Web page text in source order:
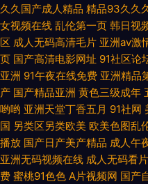
放 蜜桃网五月天 日韩福利一区
精品视频 欧美日韩三级网址 影音
9999 精东影视导航 俺也去激情网
AV一本 人妻福利95 亚洲不卡a
三级网址国产 伊人院入口一二三
91人妻人人操人人 福利AV网站 久
久久国产成人精品 精品93久久
女视频在线 乱伦第一页 韩日视
区 成人无码高清毛片 亚洲av激
页 国产高清电影网址 91社区论
亚洲 91午夜在线免费 亚洲精品
产 国产精品亚洲 黄色三级成年
哟哟 亚洲天堂丁香五月 91社网
国 另类区另类欧美 欧美色图乱
播放 国产日产美产精品 成人午
亚洲无码视频在线 成人无码看片
费 蜜桃91色色 A片视频网 国产